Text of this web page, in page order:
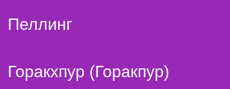
Пеллинг
Горакхпур (Горакпур)